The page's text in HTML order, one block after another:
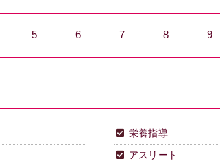
5 6 7 8 9
栄養指導
アスリート